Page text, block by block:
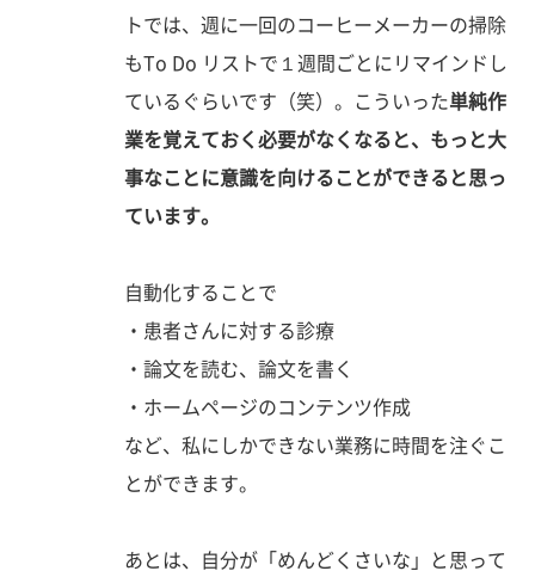
トでは、週に一回のコーヒーメーカーの掃除
もTo Do リストで１週間ごとにリマインドし
ているぐらいです（笑）。こういった単純作
業を覚えておく必要がなくなると、もっと大
事なことに意識を向けることができると思っ
ています。
自動化することで
・患者さんに対する診療
・論文を読む、論文を書く
・ホームページのコンテンツ作成
など、私にしかできない業務に時間を注ぐこ
とができます。
あとは、自分が「めんどくさいな」と思って